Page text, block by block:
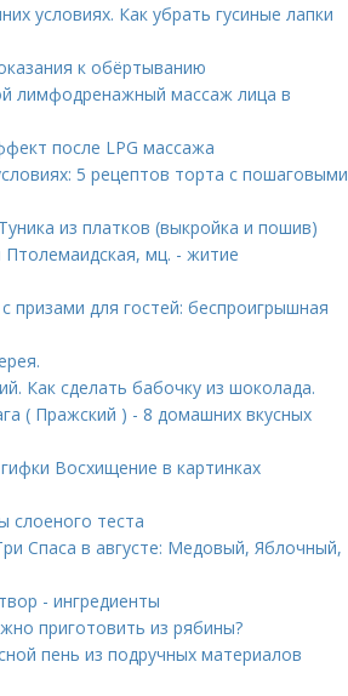
условиях. Как убрать гусиные лапки
к обёртыванию
лимфодренажный массаж лица в
после LPG массажа
5 рецептов торта с пошаговыми
из платков (выкройка и пошив)
мц. - житие
призами для гостей: беспроигрышная
Как сделать бабочку из шоколада.
( Пражский ) - 8 домашних вкусных
Восхищение в картинках
слоеного теста
Спаса в августе: Медовый, Яблочный,
- ингредиенты
приготовить из рябины?
пень из подручных материалов